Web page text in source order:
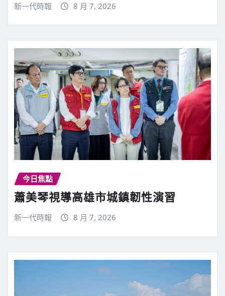
新一代時報 8 月 7, 2026
今日焦點
蕭美琴視導高雄市城鎮韌性演習
新一代時報 8 月 7, 2026